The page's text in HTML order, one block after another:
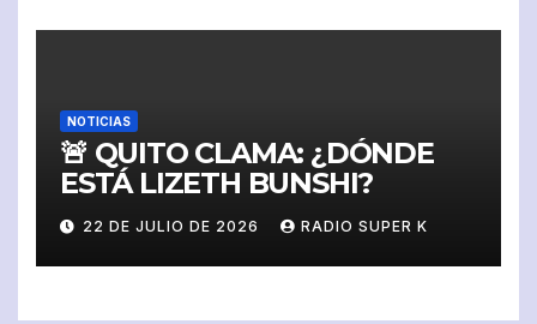
NOTICIAS
🚨 QUITO CLAMA: ¿DÓNDE
ESTÁ LIZETH BUNSHI?
22 DE JULIO DE 2026 RADIO SUPER K